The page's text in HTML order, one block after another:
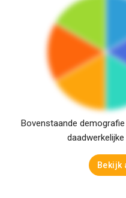
Bovenstaande
Bekijk